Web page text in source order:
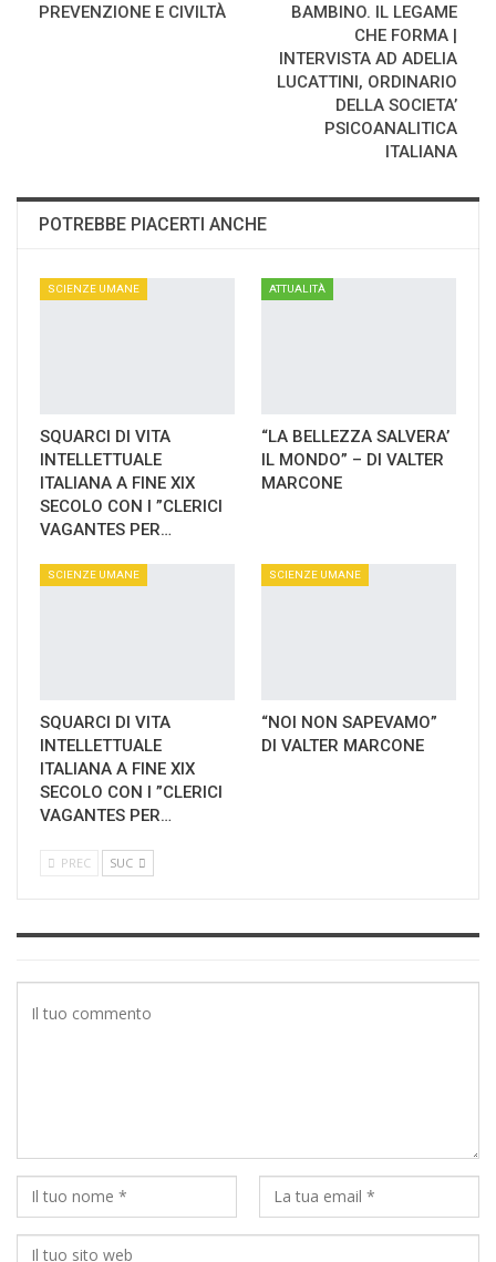
PREVENZIONE E CIVILTÀ
BAMBINO. IL LEGAME
CHE FORMA |
INTERVISTA AD ADELIA
LUCATTINI, ORDINARIO
DELLA SOCIETA’
PSICOANALITICA
ITALIANA
POTREBBE PIACERTI ANCHE
SCIENZE UMANE
SQUARCI DI VITA
INTELLETTUALE
ITALIANA A FINE XIX
SECOLO CON I ”CLERICI
VAGANTES PER…
ATTUALITÀ
“LA BELLEZZA SALVERA’
IL MONDO” – DI VALTER
MARCONE
SCIENZE UMANE
SQUARCI DI VITA
INTELLETTUALE
ITALIANA A FINE XIX
SECOLO CON I ”CLERICI
VAGANTES PER…
SCIENZE UMANE
“NOI NON SAPEVAMO”
DI VALTER MARCONE
PREC SUC